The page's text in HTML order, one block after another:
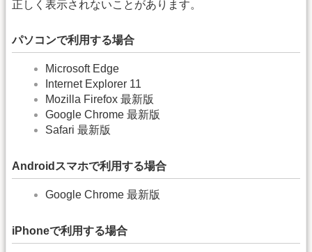
正しく表示されないことがあります。
パソコンで利用する場合
Microsoft Edge
Internet Explorer 11
Mozilla Firefox 最新版
Google Chrome 最新版
Safari 最新版
Androidスマホで利用する場合
Google Chrome 最新版
iPhoneで利用する場合